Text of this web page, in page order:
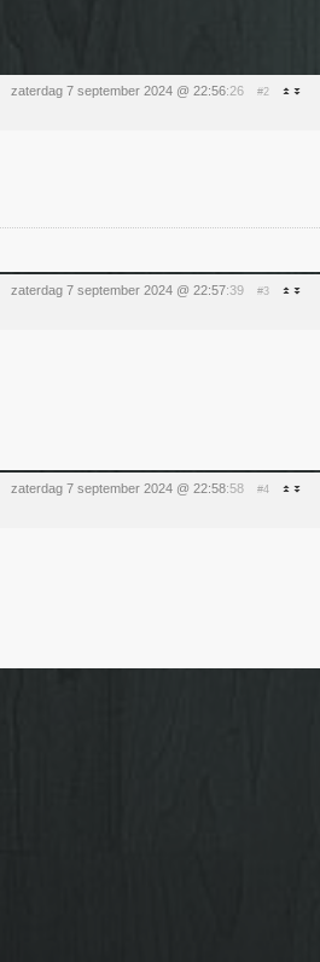
zaterdag 7 september 2024 @ 22:56:26 #2
zaterdag 7 september 2024 @ 22:57:39 #3
zaterdag 7 september 2024 @ 22:58:58 #4